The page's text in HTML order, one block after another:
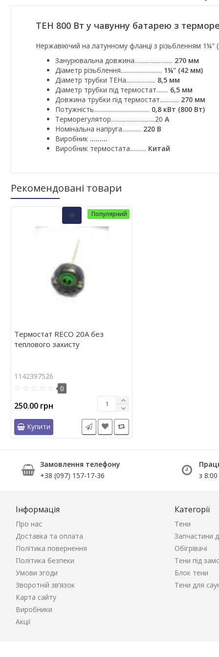
ТЕН 800 Вт у чавунну батарею з
Нержавіючий на латунному фланці з різьбленням
Занурювальна довжина.......................... 270 мм
Діаметр різьблення............................ 1¼" (42 мм)
Діаметр трубки ТЕНа.................... 8,5 мм
Діаметр трубки під термостат........ 6,5 мм
Довжина трубки під термостат............. 270 мм
Потужність...................................... 0,8 кВт (800 Вт)
Терморегулятор..............................20 А
Номінальна напруга............. 220 В
Виробник .........
Виробник термостата........... Китай
Рекомендовані товари
Популярний
Термостат RECO 20A без
теплового захисту
1142397526
0
250.00 грн
Купити
Замовлення телефону
+38 (097) 157-17-36
з
Інформація
Про нас
Доставка та оплата
Політика повернення
Політика безпеки
Умови згоди
Зворотній зв’язок
Карта сайту
Виробники
Акції
Категорії
Тени
Запчастини
Обігрівачі
Тени під
Блок тени
Тени для